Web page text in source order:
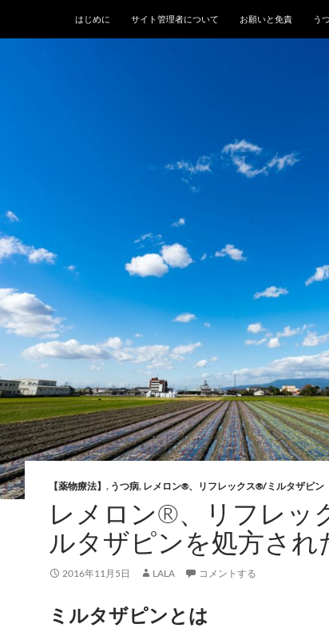
はじめに サイト管理者について お願いと免責 う
【薬物療法】 , うつ病, レメロン®、リフレックス®/ミルタザピン
レメロン®、リフレッ
ルタザピンを処方され
2016年11月5日 LALA コメントする
ミルタザピンとは